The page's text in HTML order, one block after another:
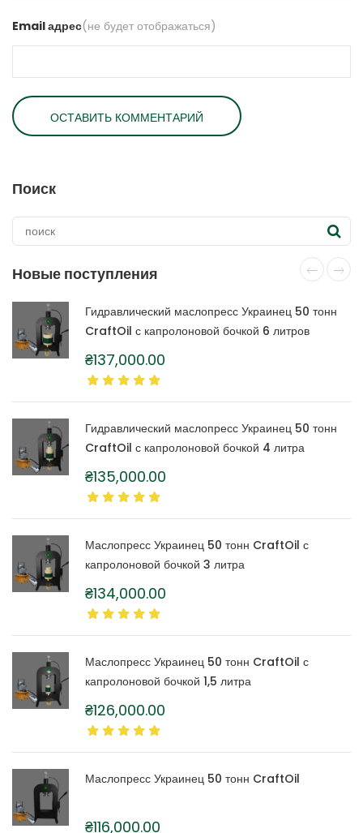
Email адрес(не будет отображаться)
Поиск
Новые поступления
Гидравлический маслопресс Украинец 50 тонн
CraftOil с капролоновой бочкой 6 литров
₴137,000.00
Гидравлический маслопресс Украинец 50 тонн
CraftOil с капролоновой бочкой 4 литра
₴135,000.00
Маслопресс Украинец 50 тонн CraftOil с
капролоновой бочкой 3 литра
₴134,000.00
Маслопресс Украинец 50 тонн CraftOil с
капролоновой бочкой 1,5 литра
₴126,000.00
Маслопресс Украинец 50 тонн CraftOil
₴116,000.00